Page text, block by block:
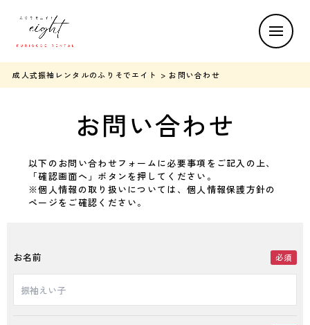
成人式振袖レンタルのふりそでエイト > お問い合わせ
お問い合わせ
以下のお問い合わせフォームに必要事項をご記入の上、
「確認画面へ」ボタンを押してください。
※個人情報の取り扱いについては、個人情報保護方針の
ページをご確認ください。
お名前 必須